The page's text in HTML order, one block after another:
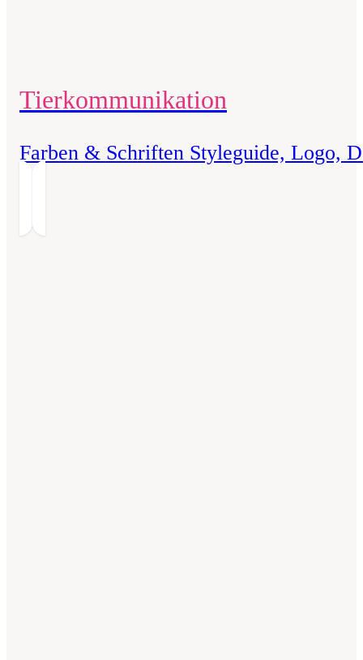
Tier­kommunikation
Farben & Schriften Styleguide, Logo,